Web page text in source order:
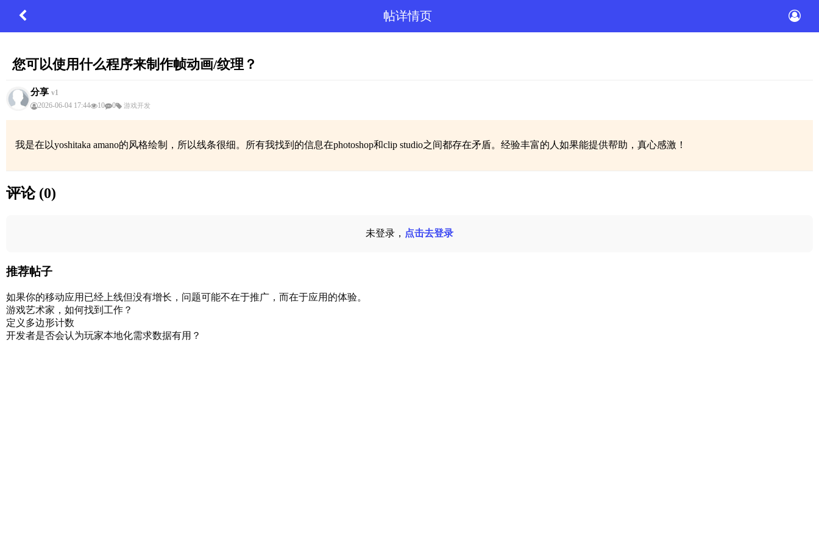
帖详情页
您可以使用什么程序来制作帧动画/纹理？
分享 v1
2026-06-04 17:44
10 0 游戏开发
我是在以yoshitaka amano的风格绘制，所以线条很细。所有我找到的信息在photoshop和clip studio之间都存在矛盾。经验丰富的人如果能提供帮助，真心感激！
评论 (0)
未登录， 点击去登录
推荐帖子
如果你的移动应用已经上线但没有增长，问题可能不在于推广，而在于应用的体验。
游戏艺术家，如何找到工作？
定义多边形计数
开发者是否会认为玩家本地化需求数据有用？